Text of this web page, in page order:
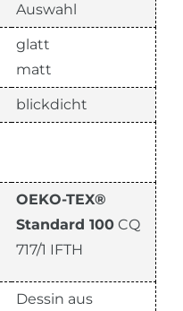
Auswahl
glatt
matt
blickdicht
OEKO-TEX®
Standard 100 CQ
717/1 IFTH
Dessin aus